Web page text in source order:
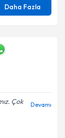
Daha Fazla
Çok
Devamı